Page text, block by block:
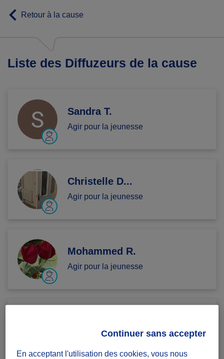
Retour à la cause
Liste des Diffuzeurs de la cause
Sandra T.
Agir pour la jeunesse
Christelle D...
Agir pour la jeunesse
Mohammed R.
Agir pour la jeunesse
Agir pour la jeunesse
En acceptant l'utilisation des cookies, vous nous
Continuer sans accepter